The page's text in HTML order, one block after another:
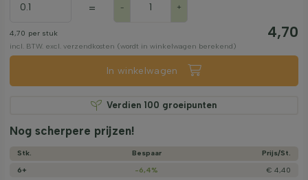
= - +
4,70 per stuk 4,70
incl. BTW. excl. verzendkosten (wordt in winkelwagen berekend)
In winkelwagen
Verdien 100 groeipunten
Nog scherpere prijzen!
Stk. Bespaar
Prijs/­St.
6+
-6,4%
€ 4,40